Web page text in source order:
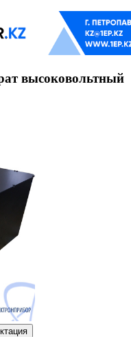
высоковольтный